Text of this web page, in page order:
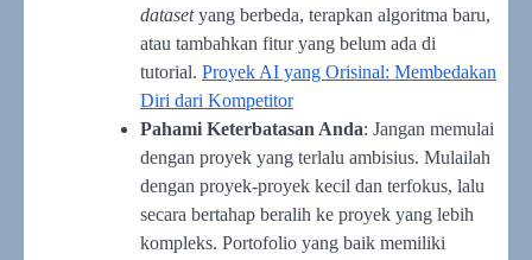
datasetyang berbeda, terapkan algoritma baru,
atau tambahkan fitur yang belum ada di
tutorial. Proyek AI yang Orisinal: Membedakan
Diri dari Kompetitor
Pahami Keterbatasan Anda: Jangan memulai
dengan proyek yang terlalu ambisius. Mulailah
dengan proyek-proyek kecil dan terfokus, lalu
secara bertahap beralih ke proyek yang lebih
kompleks. Portofolio yang baik memiliki